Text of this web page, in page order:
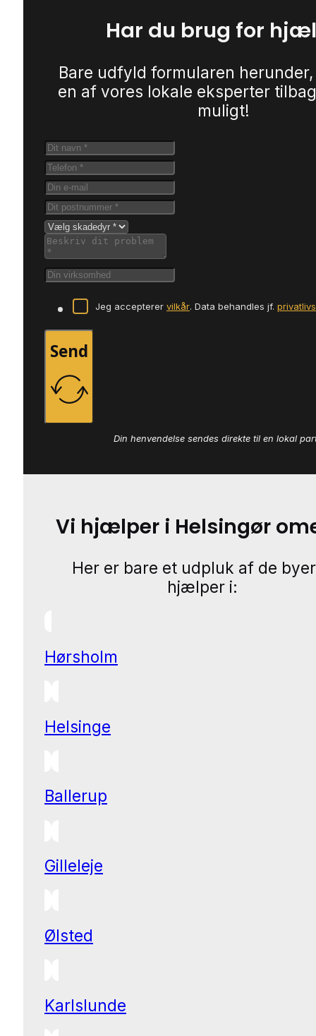
Har du brug for
Bare udfyld formularen
en af vores lokale eksperter
muligt!
Jeg accepterer vilkår. Data behandles jf.
Send
Din henvendelse sendes direkte til en lokal
Vi hjælper i Helsingør
Her er bare et udpluk af de
hjælper i:
Hørsholm
Helsinge
Ballerup
Gilleleje
Ølsted
Karlslunde